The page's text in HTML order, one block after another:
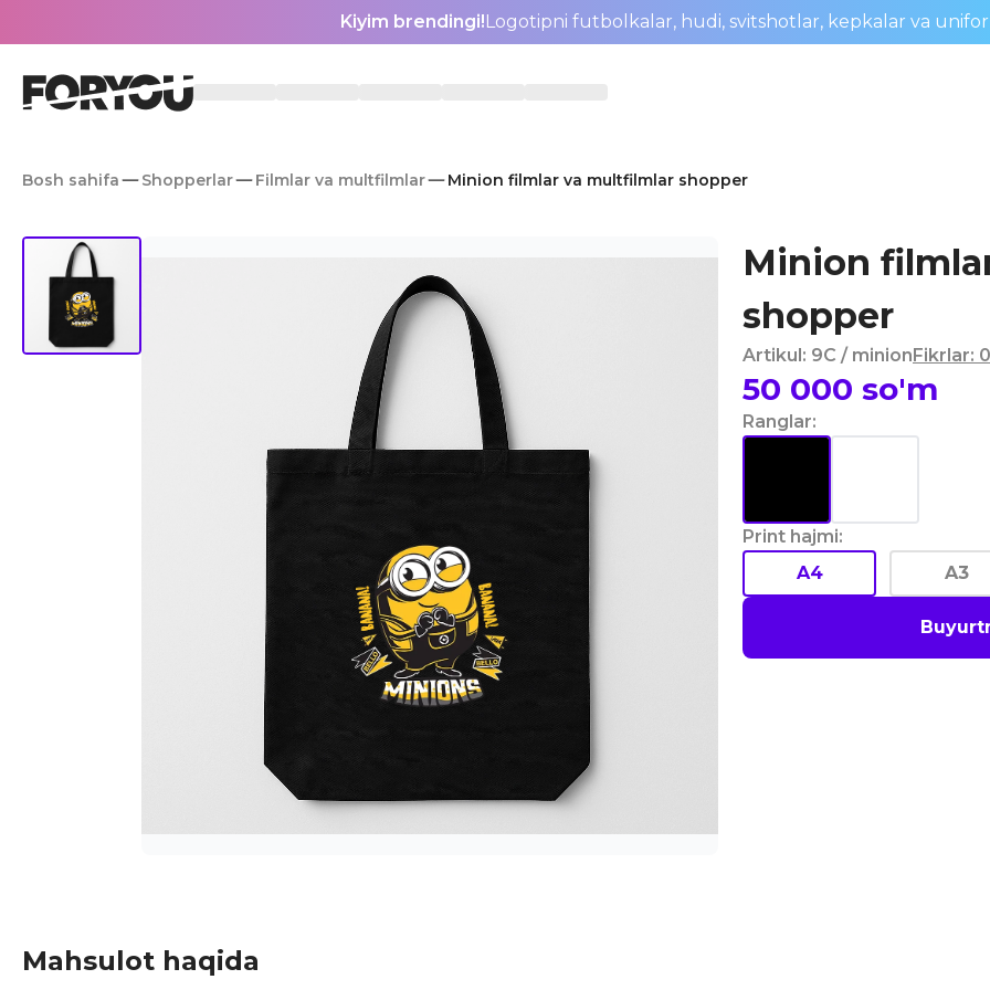
Kiyim brendingi!Logotipni futbolkalar, hudi, svitshotlar, kepkalar va
Bosh sahifa Shopperlar Filmlar va multfilmlar Minion filmlar va multfilmlar shopper
Minion
shopper
Artikul: 9C / minionFikrlar: 0
50 000 so'm
Ranglar:
Print hajmi:
A4
A3
Mahsulot haqida